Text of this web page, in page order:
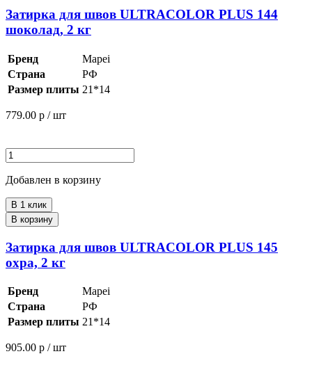
Затирка для швов ULTRACOLOR PLUS 144
шоколад, 2 кг
Бренд
Mapei
Страна
РФ
Размер плиты 21*14
779.00 р / шт
Добавлен в корзину
В 1 клик
В корзину
Затирка для швов ULTRACOLOR PLUS 145
охра, 2 кг
Бренд
Mapei
Страна
РФ
Размер плиты 21*14
905.00 р / шт